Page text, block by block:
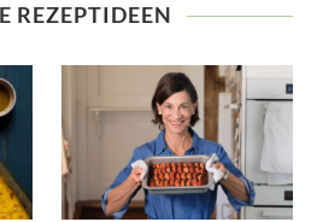
REZEPTIDEEN